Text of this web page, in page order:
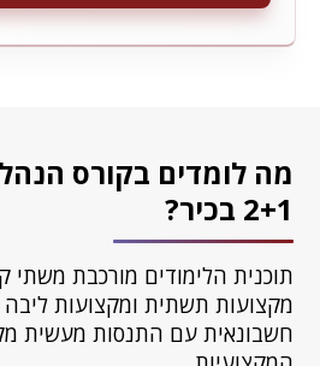
מה לומדים בקורס
2+1 בכיר?
תוכנית הלימודים מורכבת משתי
מקצועות תשתית ומקצועות
חשבונאית עם התנסות מעשית